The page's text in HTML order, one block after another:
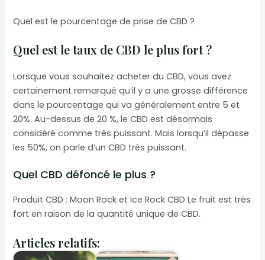
Quel est le pourcentage de prise de CBD ?
Quel est le taux de CBD le plus fort ?
Lorsque vous souhaitez acheter du CBD, vous avez
certainement remarqué qu’il y a une grosse différence
dans le pourcentage qui va généralement entre 5 et
20%. Au-dessus de 20 %, le CBD est désormais
considéré comme très puissant. Mais lorsqu’il dépasse
les 50%, on parle d’un CBD très puissant.
Quel CBD défoncé le plus ?
Produit CBD : Moon Rock et Ice Rock CBD Le fruit est très
fort en raison de la quantité unique de CBD.
Articles relatifs: